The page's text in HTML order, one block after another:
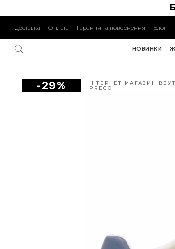
Доставка Оплата Гарантія та повернення Блог
НОВИНКИ
-29% ІНТЕРНЕТ МАГАЗИН
PREGO